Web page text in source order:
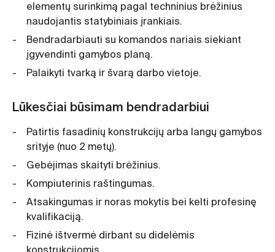
elementų surinkimą pagal techninius brėžinius
naudojantis statybiniais įrankiais.
Bendradarbiauti su komandos nariais siekiant
įgyvendinti gamybos planą.
Palaikyti tvarką ir švarą darbo vietoje.
Lūkesčiai būsimam bendradarbiui
Patirtis fasadinių konstrukcijų arba langų gamybos
srityje (nuo 2 metų).
Gebėjimas skaityti brėžinius.
Kompiuterinis raštingumas.
Atsakingumas ir noras mokytis bei kelti profesinę
kvalifikaciją.
Fizinė ištvermė dirbant su didelėmis
konstrukcijomis.